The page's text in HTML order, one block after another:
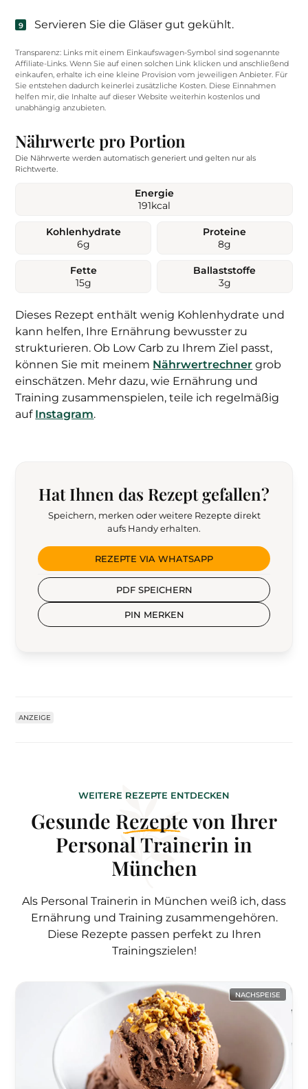
Servieren Sie die Gläser gut gekühlt.
Transparenz: Links mit einem Einkaufswagen-Symbol sind sogenannte
Affiliate-Links. Wenn Sie auf einen solchen Link klicken und anschließend
einkaufen, erhalte ich eine kleine Provision vom jeweiligen Anbieter. Für
Sie entstehen dadurch keinerlei zusätzliche Kosten. Diese Einnahmen
helfen mir, die Inhalte auf dieser Website weiterhin kostenlos und
unabhängig anzubieten.
Nährwerte pro Portion
Die Nährwerte werden automatisch generiert und gelten nur als
Richtwerte.
Energie
191kcal
Kohlenhydrate
6g
Proteine
8g
Fette
15g
Ballaststoffe
3g
Dieses Rezept enthält wenig Kohlenhydrate und
kann helfen, Ihre Ernährung bewusster zu
strukturieren. Ob Low Carb zu Ihrem Ziel passt,
können Sie mit meinem Nährwertrechner grob
einschätzen. Mehr dazu, wie Ernährung und
Training zusammenspielen, teile ich regelmäßig
auf Instagram.
Hat Ihnen das Rezept gefallen?
Speichern, merken oder weitere Rezepte direkt
aufs Handy erhalten.
REZEPTE VIA WHATSAPP
PDF SPEICHERN
PIN MERKEN
ANZEIGE
WEITERE REZEPTE ENTDECKEN
Gesunde Rezeptevon Ihrer
Personal Trainerin in
München
Als Personal Trainerin in München weiß ich, dass
Ernährung und Training zusammengehören.
Diese Rezepte passen perfekt zu Ihren
Trainingszielen!
NACHSPEISE